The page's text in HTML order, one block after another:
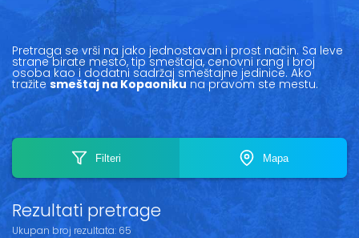
Oglasi
Galerija
Copyright© 2020
Pretraga se vrši na jako jednostavan i prost način. Sa leve
strane birate mesto, tip smeštaja, cenovni rang i broj
osoba kao i dodatni sadržaj smeštajne jedinice. Ako
tražite smeštaj na Kopaoniku na pravom ste mestu.
Filteri Mapa
Mesto
+
−
Rezultati pretrage
Ukupan broj rezultata: 65